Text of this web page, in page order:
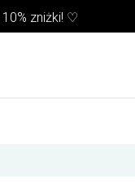
zniżki! ♡